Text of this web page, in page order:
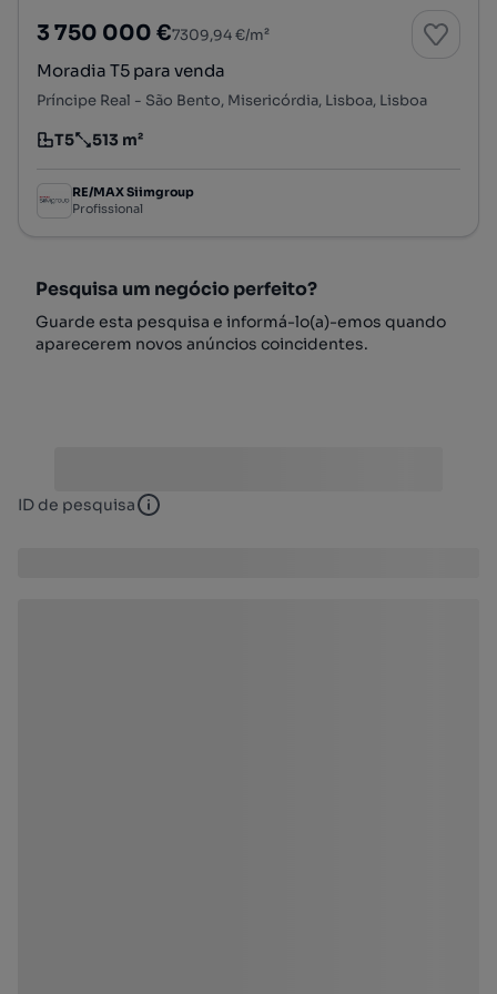
3 750 000 €7309,94 €/m²
Moradia T5 para venda
Príncipe Real - São Bento, Misericórdia, Lisboa, Lisboa
Tipologia
T5
Preço por metro quadrado
513 m²
RE/MAX Siimgroup
Profissional
Pesquisa um negócio perfeito?
Guarde esta pesquisa e informá-lo(a)-emos quando
aparecerem novos anúncios coincidentes.
ID de pesquisa ID de pesquisa